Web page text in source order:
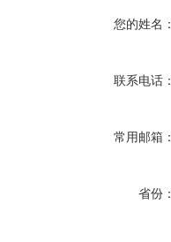
您的姓名：
联系电话：
常用邮箱：
省份：